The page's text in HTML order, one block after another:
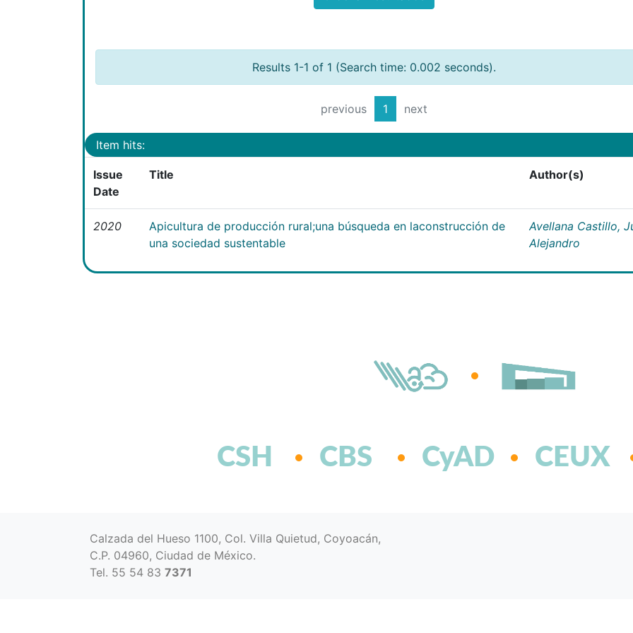
Results 1-1 of 1 (Search time: 0.002 seconds).
previous 1 next
Item hits:
Issue
Date
Title Author(s)
2020
Apicultura de producción rural;una búsqueda en laconstrucción de
una sociedad sustentable
Avellana Castillo,
Alejandro
CSH CBS CyAD CEUX
Calzada del Hueso 1100, Col. Villa Quietud, Coyoacán,
C.P. 04960, Ciudad de México.
Tel. 55 54 83 7371